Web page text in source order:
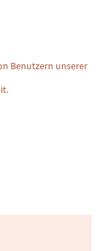
Benutzern unserer